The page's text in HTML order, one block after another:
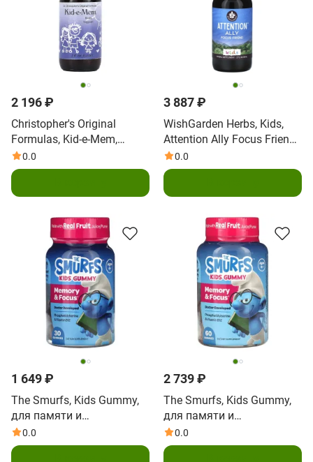
2 196 ₽
Christopher's Original
Formulas, Kid-e-Mem,
поддержка мозга, 50 мл
(2 жидк. унции)
0.0
3 887 ₽
WishGarden Herbs, Kids,
Attention Ally Focus Friend,
59 мл (2 жидк. унции)
0.0
1 649 ₽
The Smurfs, Kids Gummy,
для памяти и
концентрации, от 4 лет,
смурфики, 30
0.0
2 739 ₽
The Smurfs, Kids Gummy,
для памяти и
концентрации, для детей
от 4 лет, смурфики, 60
0.0